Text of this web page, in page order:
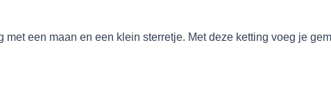
een maan en een klein sterretje. Met deze ketting voeg je